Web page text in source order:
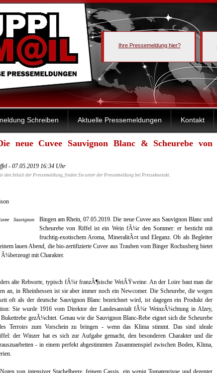
Ihre Pressemeldung hier?
Schreiben Aktuelle Pressemeldungen Kontakt
neue Cuvee Sauvignon Blanc & Scheurebe von
- 07.05.2019 16:34 Uhr
den Inhalt der Pressemeldung, finden Sie unter der Pressemeldung bei Pressekontakt.
Bingen am Rhein, 07.05.2019. Die neue Cuvee aus Sauvignon Blanc und
Scheurebe von Riffel ist ein Wein fÃ¼r den Sommer: er besticht mit
fruchtig-exotischem Aroma, MineralitÃ¤t und Eleganz. Ob als Begleiter
lauen Abend, die bio-zertifizierte Cuvee aus Trauben vom Binger Rochusberg bietet
mit Charakter.
alte Rebsorte, typisch fÃ¼r franzÃ¶sische WeiÃŸweine. An der Loire baut man die
an, in Rheinhessen ist sie aber immer noch ein Newcomer. Die Scheurebe, die wegen
oft als der deutsche Sauvignon Blanc bezeichnet wird, ist dagegen ein Produkt der
Sie wurde 1916 vom Direktor der Landesanstalt fÃ¼r WeinzÃ¼chtung in Alzey,
gezÃ¼chtet. Genau wie die Sauvignon Blanc-Rebe eignet sich die Scheurebe
Terroirs zum Vorschein zu bringen - wenn das Klima stimmt. Das sind ideale
der Winzer hat es sich zur Aufgabe gemacht, den besonderen Charakter und die
- in einem perfekt abgestimmten Zusammenspiel zwischen Boden, Klima,
von intensiver Stachelbeere, feinem Cassis, ein wenig Tomatenrispe und dezenter